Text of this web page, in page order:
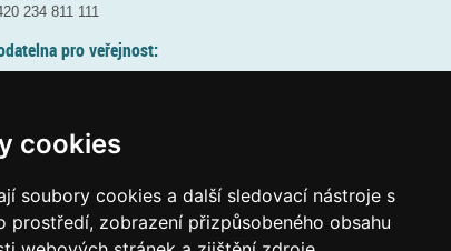
cookies
soubory cookies a další sledovací nástroje s
prostředí, zobrazení přizpůsobeného obsahu
234 811 111
pro veřejnost:
informací
podatelna: